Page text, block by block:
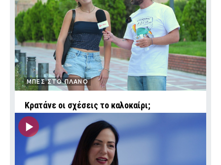
ΜΠΕΣ ΣΤΟ ΠΛΑΝΟ
Κρατάνε οι σχέσεις το καλοκαίρι;